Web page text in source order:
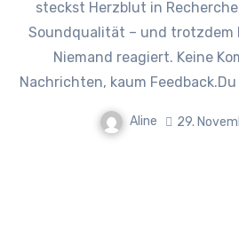
steckst Herzblut in
Soundqualität – und trotzdem
Niemand reagiert. Keine
Nachrichten, kaum
Aline 29.